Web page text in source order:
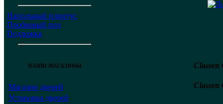
Напольный плинтус
Пробковый пол
Подложка
НАШИ МАГАЗИНЫ
Магазин дверей
Установка дверей
Classen
Classen